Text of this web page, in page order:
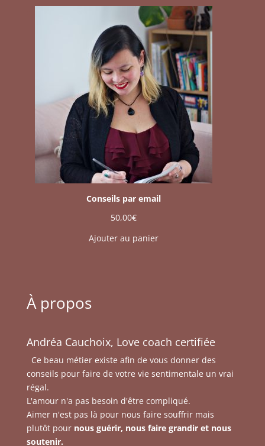
Conseils par email
50,00€
Ajouter au panier
À propos
Andréa Cauchoix, Love coach certifiée
Ce beau métier existe afin de vous donner des
conseils pour faire de votre vie sentimentale un vrai
régal.
L'amour n'a pas besoin d'être compliqué.
Aimer n'est pas là pour nous faire souffrir mais
plutôt pour nous guérir, nous faire grandir et nous
soutenir.